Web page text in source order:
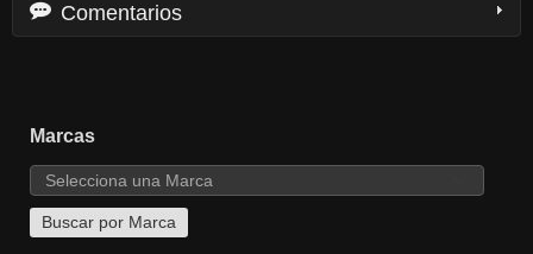
Marcas
Comentarios